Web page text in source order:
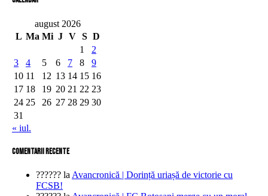
august 2026
L Ma Mi J V S D
1
2
3
4 5 6 7 8
9
10 11 12 13 14 15 16
17 18 19 20 21 22 23
24 25 26 27 28 29 30
31
« iul.
comentarii recente
?????? la Avancronică | Dorință uriașă de victorie cu
FCSB!